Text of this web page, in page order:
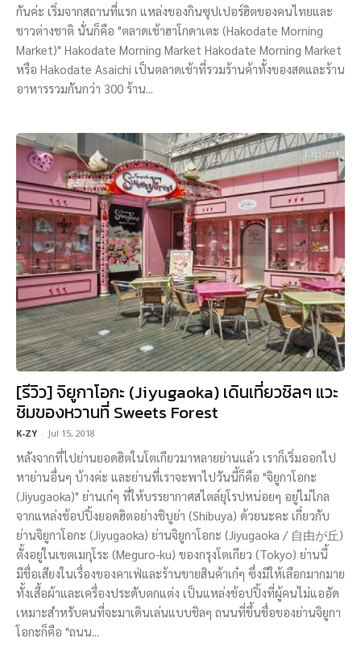
กันค่ะ เริ่มจากสถานที่แรก แหล่งของกินซุปเปอร์ฮิตของคนไทยและ
ชาวต่างชาติ นั่นก็คือ "ตลาดเช้าฮาโกดาเตะ (Hakodate Morning
Market)" Hakodate Morning Market Hakodate Morning Market
หรือ Hakodate Asaichi เป็นตลาดเช้าที่รวมร้านค้าทั้งของสดและร้าน
อาหารรวมกันกว่า 300 ร้าน...
[รีวิว] จิยูกาโอกะ (Jiyugaoka) เดินเที่ยวชิลๆ แวะ
ชิมของหวานที่ Sweets Forest
K-ZY - Jul 15, 2018
หลังจากที่ไปย่านยอดฮิตในโตเกียวมาหลายย่านแล้ว เราก็เริ่มออกไป
หาย่านอื่นๆ บ้างค่ะ และย่านที่เราจะพาไปวันนี้ก็คือ "จิยูกาโอกะ
(Jiyugaoka)" ย่านเก๋ๆ ที่ให้บรรยากาศสไตล์ยุโรปหน่อยๆ อยู่ไม่ไกล
จากแหล่งช้อปปิ้งยอดฮิตอย่างชิบูย่า (Shibuya) ด้วยนะคะ เกี่ยวกับ
ย่านจิยูกาโอกะ (Jiyugaoka) ย่านจิยูกาโอกะ (Jiyugaoka / 自由が丘)
ตั้งอยู่ในเขตเมกุโระ (Meguro-ku) ของกรุงโตเกียว (Tokyo) ย่านนี้
มีชื่อเสียงในเรื่องของคาเฟ่และร้านขายสินค้าเก๋ๆ ซึ่งมีให้เลือกมากมาย
ทั้งเสื้อผ้าและเครื่องประดับตกแต่ง เป็นแหล่งช้อปปิ้งที่ผู้คนไม่แออัด
เหมาะสำหรับคนที่จะมาเดินเล่นแบบชิลๆ ถนนที่ขึ้นชื่อของย่านจิยูกา
โอกะก็คือ "ถนน...